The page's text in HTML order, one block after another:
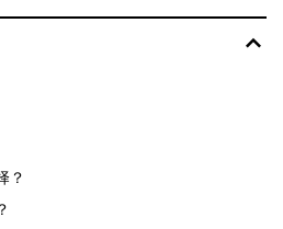
的
？